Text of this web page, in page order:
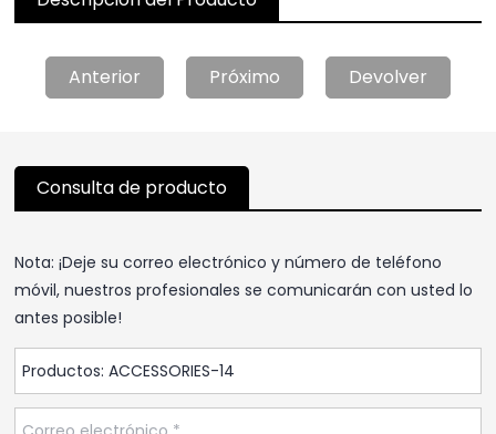
Anterior Próximo Devolver
Consulta de producto
Nota: ¡Deje su correo electrónico y número de teléfono
móvil, nuestros profesionales se comunicarán con usted lo
antes posible!